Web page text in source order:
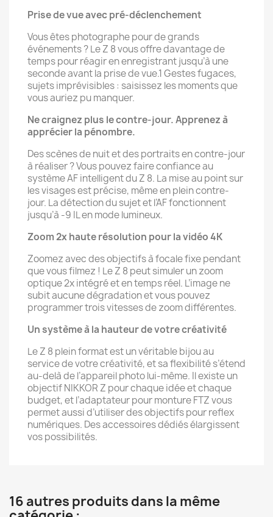
Prise de vue avec pré-déclenchement
Vous êtes photographe pour de grands
événements ? Le Z 8 vous offre davantage de
temps pour réagir en enregistrant jusqu’à une
seconde avant la prise de vue.1 Gestes fugaces,
sujets imprévisibles : saisissez les moments que
vous auriez pu manquer.
Ne craignez plus le contre-jour. Apprenez à
apprécier la pénombre.
Des scènes de nuit et des portraits en contre-jour
à réaliser ? Vous pouvez faire confiance au
système AF intelligent du Z 8. La mise au point sur
les visages est précise, même en plein contre-
jour. La détection du sujet et l’AF fonctionnent
jusqu’à -9 IL en mode lumineux.
Zoom 2x haute résolution pour la vidéo 4K
Zoomez avec des objectifs à focale fixe pendant
que vous filmez ! Le Z 8 peut simuler un zoom
optique 2x intégré et en temps réel. L’image ne
subit aucune dégradation et vous pouvez
programmer trois vitesses de zoom différentes.
Un système à la hauteur de votre créativité
Le Z 8 plein format est un véritable bijou au
service de votre créativité, et sa flexibilité s’étend
au-delà de l’appareil photo lui-même. Il existe un
objectif NIKKOR Z pour chaque idée et chaque
budget, et l’adaptateur pour monture FTZ vous
permet aussi d’utiliser des objectifs pour reflex
numériques. Des accessoires dédiés élargissent
vos possibilités.
16 autres produits dans la même